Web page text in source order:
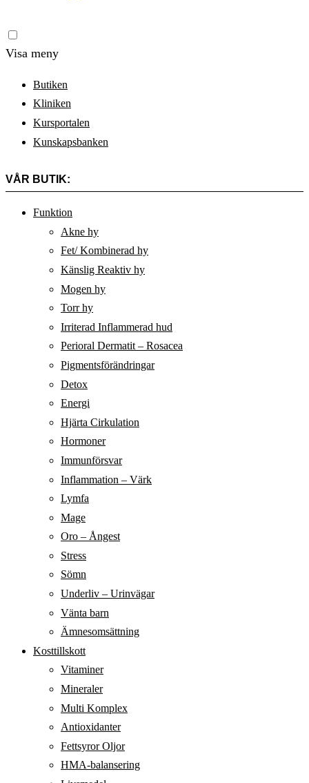
Visa meny
Butiken
Kliniken
Kursportalen
Kunskapsbanken
VÅR BUTIK:
Funktion
Akne hy
Fet/ Kombinerad hy
Känslig Reaktiv hy
Mogen hy
Torr hy
Irriterad Inflammerad hud
Perioral Dermatit – Rosacea
Pigmentsförändringar
Detox
Energi
Hjärta Cirkulation
Hormoner
Immunförsvar
Inflammation – Värk
Lymfa
Mage
Oro – Ångest
Stress
Sömn
Underliv – Urinvägar
Vänta barn
Ämnesomsättning
Kosttillskott
Vitaminer
Mineraler
Multi Komplex
Antioxidanter
Fettsyror Oljor
HMA-balansering